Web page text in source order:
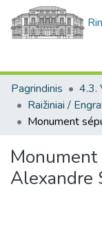
Pagrindinis
Raižiniai /
Alexandre